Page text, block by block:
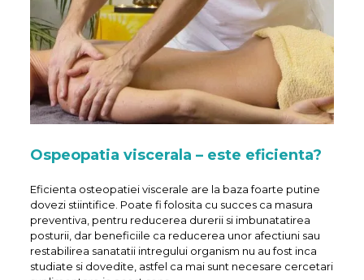
Ospeopatia viscerala – este eficienta?
Eficienta osteopatiei viscerale are la baza foarte putine
dovezi stiintifice. Poate fi folosita cu succes ca masura
preventiva, pentru reducerea durerii si imbunatatirea
posturii, dar beneficiile ca reducerea unor afectiuni sau
restabilirea sanatatii intregului organism nu au fost inca
studiate si dovedite, astfel ca mai sunt necesare cercetari